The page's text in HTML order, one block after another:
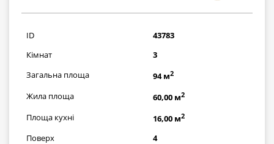
2871000грн
ID
43783
Кімнат
3
Загальна площа
94 м2
Жила площа 60,00 м2
Площа кухні 16,00 м2
Поверх
4